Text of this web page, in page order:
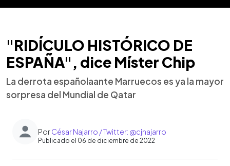
"RIDÍCULO HISTÓRICO DE
ESPAÑA", dice Míster Chip
La derrota españolaante Marruecos es ya la mayor
sorpresa del Mundial de Qatar
PorCésar Najarro / Twitter: @cjnajarro
Publicado el 06 de diciembre de 2022